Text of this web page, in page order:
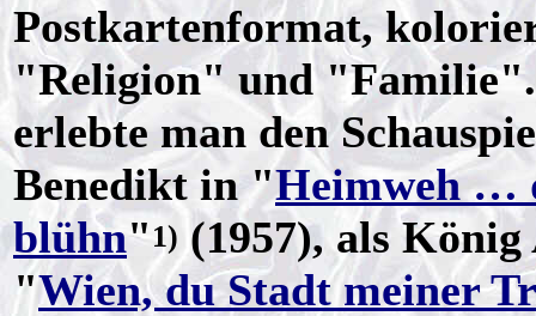
Postkartenformat,
"Religion" und "Familie".
erlebte man den
Benedikt in "Heimweh …
blühn" 1) (1957), als
"Wien, du Stadt meiner